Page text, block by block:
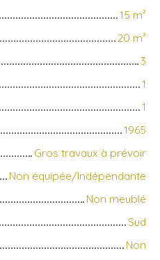
15 m²
20 m²
3
1
1
1965
Gros travaux à prévoir
Non équipée/Indépendante
Non meublé
Sud
Non